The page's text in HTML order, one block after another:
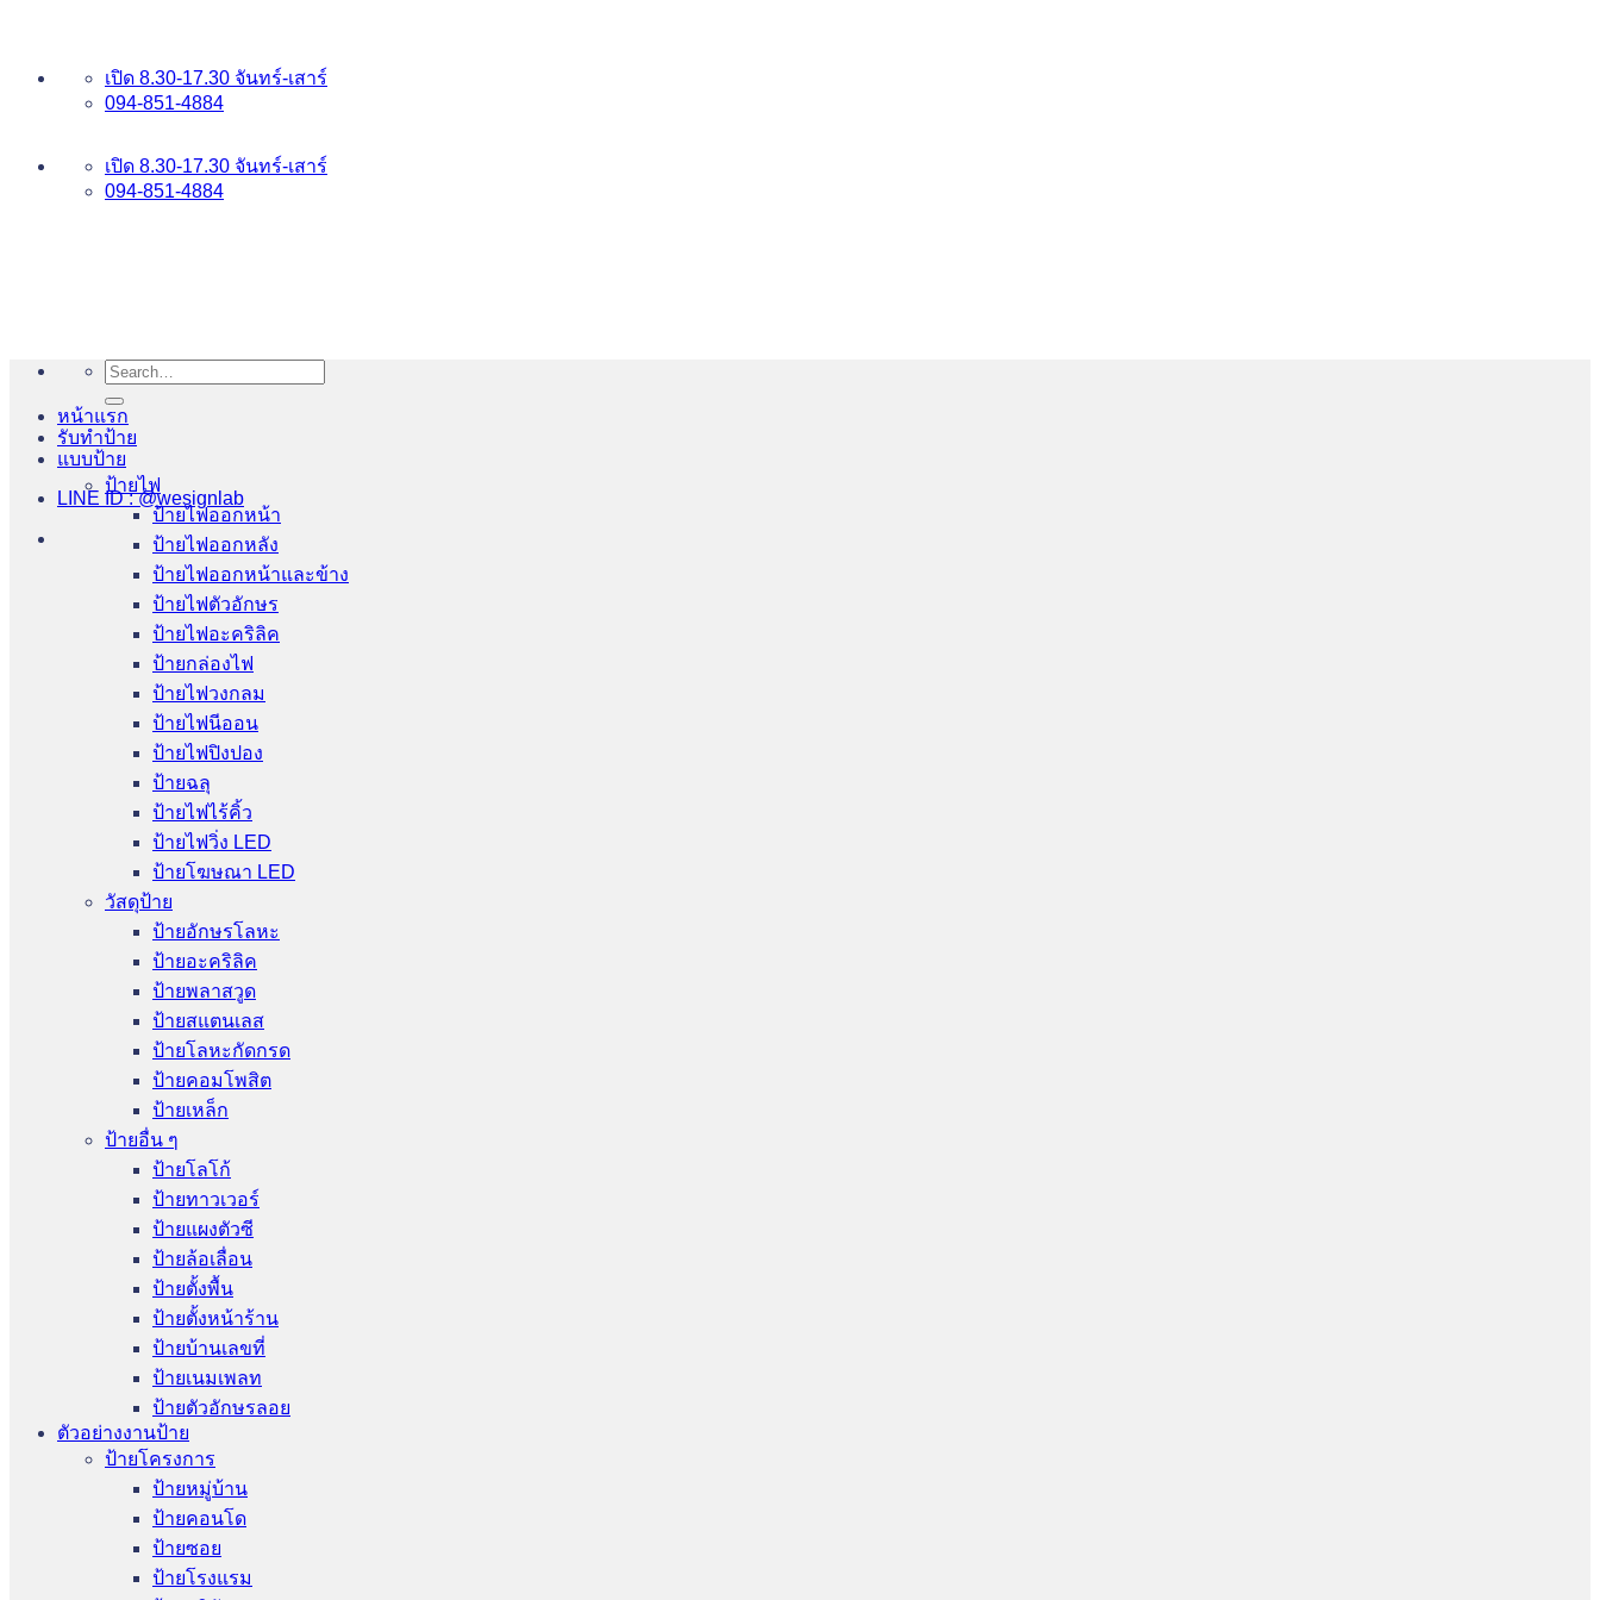
เปิด 8.30-17.30 จันทร์-เสาร์
094-851-4884
เปิด 8.30-17.30 จันทร์-เสาร์
094-851-4884
LINE ID : @wesignlab
Search
for:
หน้าแรก
รับทำป้าย
แบบป้าย
ป้ายไฟ
ป้ายไฟออกหน้า
ป้ายไฟออกหลัง
ป้ายไฟออกหน้าและข้าง
ป้ายไฟตัวอักษร
ป้ายไฟอะคริลิค
ป้ายกล่องไฟ
ป้ายไฟวงกลม
ป้ายไฟนีออน
ป้ายไฟปิงปอง
ป้ายฉลุ
ป้ายไฟไร้คิ้ว
ป้ายไฟวิ่ง LED
ป้ายโฆษณา LED
วัสดุป้าย
ป้ายอักษรโลหะ
ป้ายอะคริลิค
ป้ายพลาสวูด
ป้ายสแตนเลส
ป้ายโลหะกัดกรด
ป้ายคอมโพสิต
ป้ายเหล็ก
ป้ายอื่น ๆ
ป้ายโลโก้
ป้ายทาวเวอร์
ป้ายแผงตัวซี
ป้ายล้อเลื่อน
ป้ายตั้งพื้น
ป้ายตั้งหน้าร้าน
ป้ายบ้านเลขที่
ป้ายเนมเพลท
ป้ายตัวอักษรลอย
ตัวอย่างงานป้าย
ป้ายโครงการ
ป้ายหมู่บ้าน
ป้ายคอนโด
ป้ายซอย
ป้ายโรงแรม